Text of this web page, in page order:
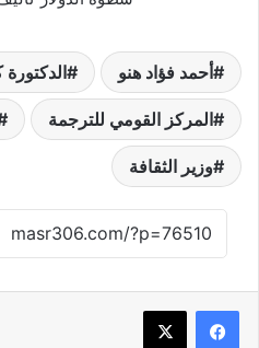
أحمد فؤاد هنو
المركز القومي للترجمة
وزير الثقافة